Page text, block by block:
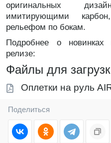
оригинальных
имитирующими
рельефом по бокам.
Подробнее о новинках
релизе:
Файлы для
Оплетки на руль
Поделиться